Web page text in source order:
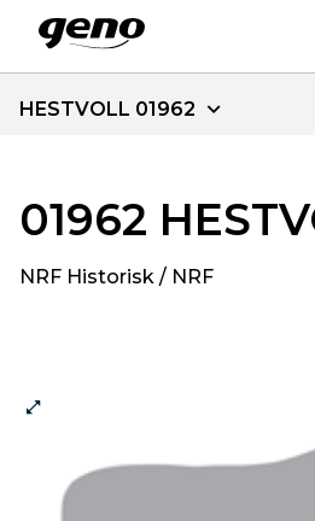
HESTVOLL 01962
01962
NRF Historisk / NRF